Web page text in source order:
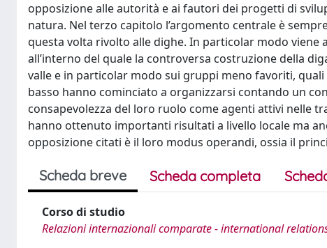
opposizione alle autorità e ai fautori dei progetti di
natura. Nel terzo capitolo l’argomento centrale è
questa volta rivolto alle dighe. In particolar modo viene
all’interno del quale la controversa costruzione della
valle e in particolar modo sui gruppi meno favoriti,
basso hanno cominciato a organizzarsi contando un
consapevolezza del loro ruolo come agenti attivi nelle
hanno ottenuto importanti risultati a livello locale ma
opposizione citati è il loro modus operandi, ossia il
Scheda breve Scheda completa
Corso di studio
Relazioni internazionali comparate - international